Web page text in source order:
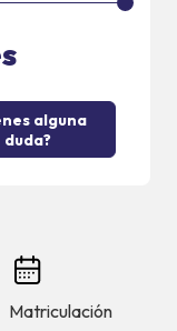
alguna
duda?
Matriculación